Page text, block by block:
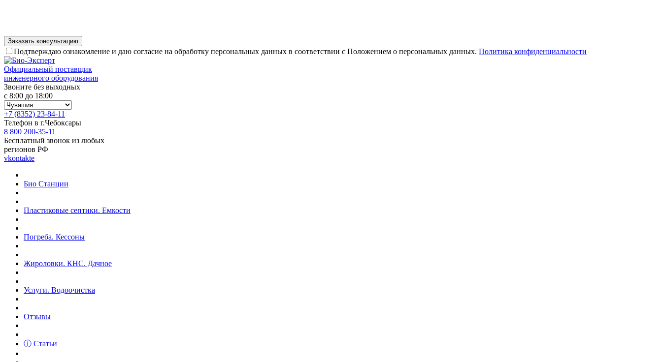
Подтверждаю ознакомление и даю согласие на обработку персональных данных в соответствии с Положением о персональных данных. Политика конфиденциальности
Официальный поставщик
инженерного оборудования
Звоните без выходных
с 8:00 до 18:00
+7 (8352) 23-84-11
Телефон в г.Чебоксары
8 800 200-35-11
Бесплатный звонок из любых
регионов РФ
vkontakte
Био Станции
Пластиковые септики. Емкости
Погреба. Кессоны
Жироловки. КНС. Дачное
Услуги. Водоочистка
Отзывы
ⓘ Статьи